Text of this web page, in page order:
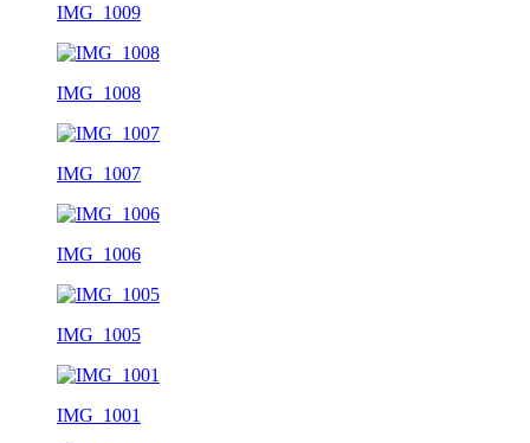
IMG_1009
IMG_1008
IMG_1007
IMG_1006
IMG_1005
IMG_1001